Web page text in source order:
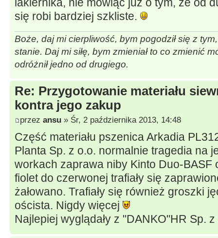
się robi bardziej szkliste.
Boże, daj mi cierpliwość, bym pogodził się z
stanie. Daj mi siłę, bym zmieniał to co zmienić
odróżnił jedno od drugiego.
Re: Przygotowanie materiału
kontra jego zakup
przez ansu » Śr, 2 października 2013, 14:48
Część materiału pszenica Arkadia
Planta Sp. z o.o. normalnie tragedia na
workach zaprawa niby Kinto Duo-
fiolet do czerwonej trafiały się
żałowano. Trafiały się również groszki
oścista. Nigdy więcej
Najlepiej wyglądały z "DANKO"HR Sp.